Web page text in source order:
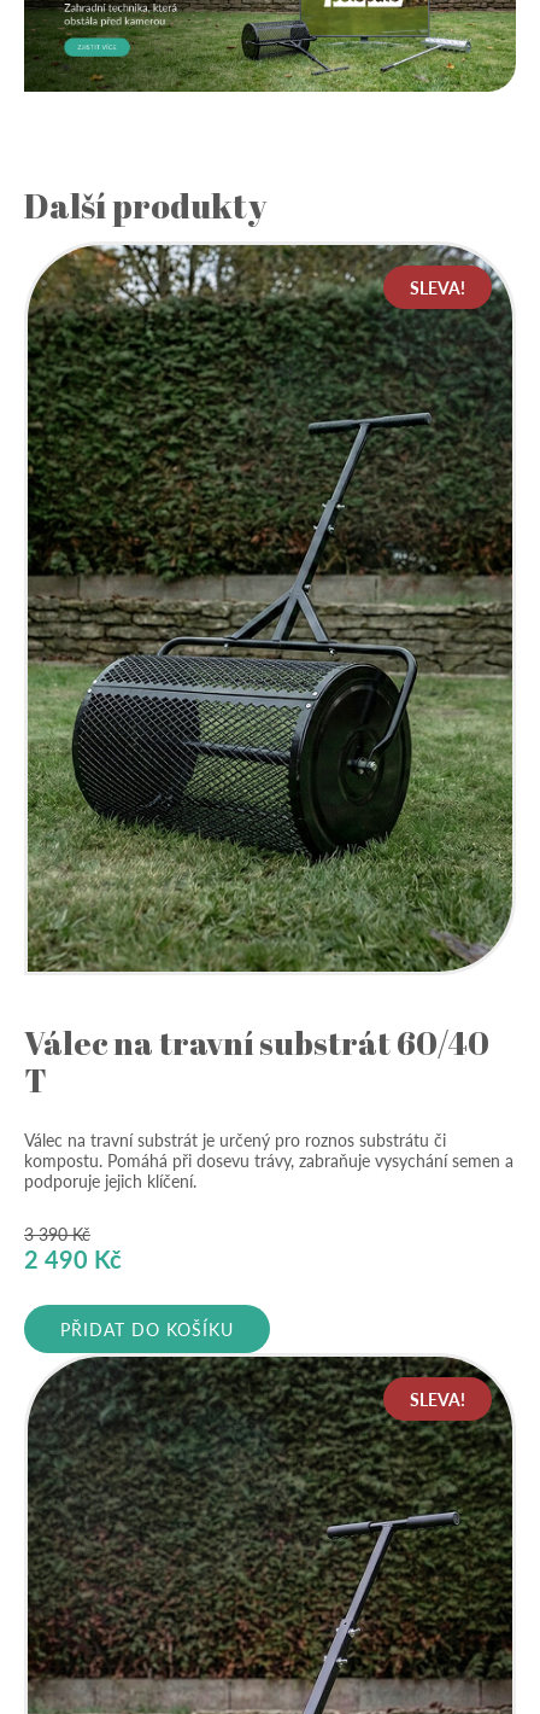
Další produkty
SLEVA!
Válec na travní substrát 60/40
T
Válec na travní substrát je určený pro roznos substrátu či
kompostu. Pomáhá při dosevu trávy, zabraňuje vysychání semen a
podporuje jejich klíčení.
3 390Kč
Původní
byla:
3
390 Kč.
2 490 Kč
je:
2
490 Kč.
PŘIDAT DO KOŠÍKU
SLEVA!